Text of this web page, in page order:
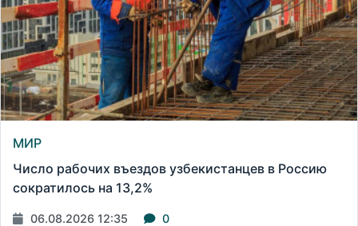
МИР
Число рабочих въездов узбекистанцев в Россию
сократилось на 13,2%
06.08.2026 12:35 0